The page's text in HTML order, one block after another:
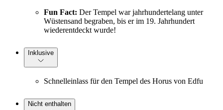
Fun Fact: Der Tempel war jahrhundertelang unter
Wüstensand begraben, bis er im 19. Jahrhundert
wiederentdeckt wurde!
Inklusive
Schnelleinlass für den Tempel des Horus von Edfu
Nicht enthalten